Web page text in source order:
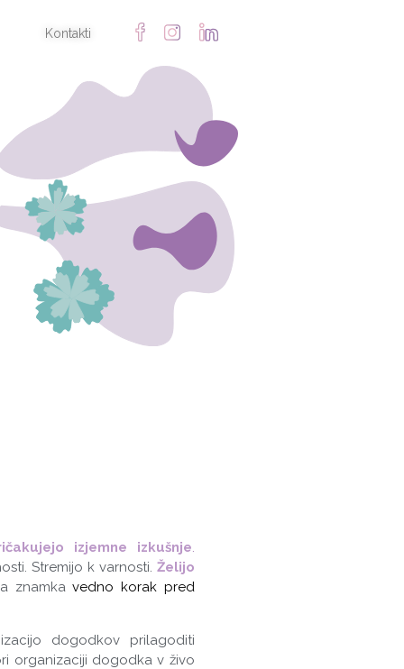
Kontakti
izjemne izkušnje.
Stremijo k varnosti. Želijo
znamkavedno korak pred
dogodkov prilagoditi
organizaciji dogodka v živo